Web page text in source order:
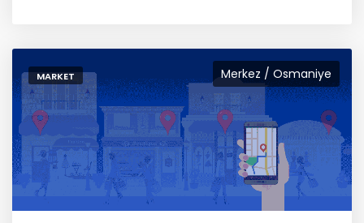
Merkez / Osmaniye
MARKET